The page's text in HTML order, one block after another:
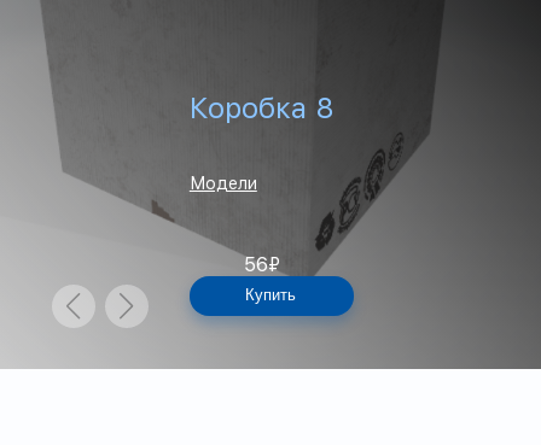
Коробка 8
Модели
56₽
Купить